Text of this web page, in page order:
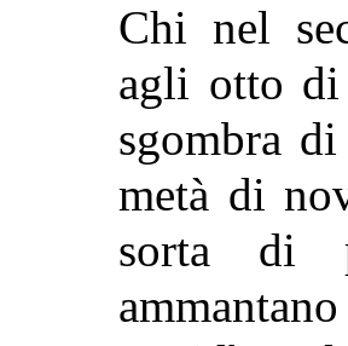
Chi nel
agli otto di
sgombra
metà di
sorta di